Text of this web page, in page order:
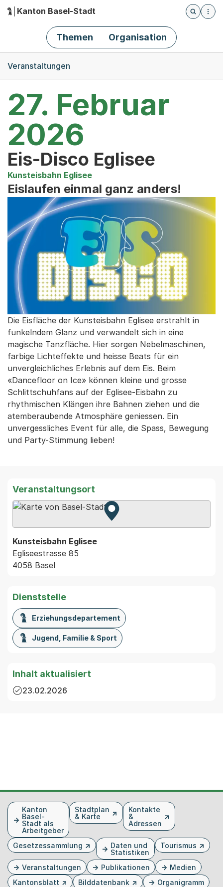
Hauptnavigation
Kanton Basel-Stadt
Öffnet
Themen Organisation
Veranstaltungen
Eis-Disco Eglisee
27. Februar
2026
Kunsteisbahn Eglisee
Eislaufen einmal ganz anders!
Die Eisfläche der Kunsteisbahn Eglisee erstrahlt in
funkelndem Glanz und verwandelt sich in eine
magische Tanzfläche. Hier sorgen Nebelmaschinen,
farbige Lichteffekte und heisse Beats für ein
unvergleichliches Erlebnis auf dem Eis. Beim
«Dancefloor on Ice» können kleine und grosse
Schlittschuhfans auf der Eglisee-Eisbahn zu
rhythmischen Klängen ihre Bahnen ziehen und die
atemberaubende Atmosphäre geniessen. Ein
unvergessliches Event für alle, die Spass, Bewegung
und Party-Stimmung lieben!
Veranstaltungsort
Zur Karte von MapBS.
Externer Link, wird in einem
Kunsteisbahn Eglisee
Egliseestrasse 85
4058 Basel
Dienststelle
Erziehungsdepartement
Jugend, Familie & Sport
Inhalt aktualisiert
23.02.2026
FusszeileKanton
Basel-
Stadt als
Arbeitgeber
Stadtplan
& Karte
Kontakte
&
Adressen
Gesetzessammlung
Daten und
Statistiken
Tourismus
Veranstaltungen Publikationen
Medien
Kantonsblatt
Bilddatenbank
Organigramm